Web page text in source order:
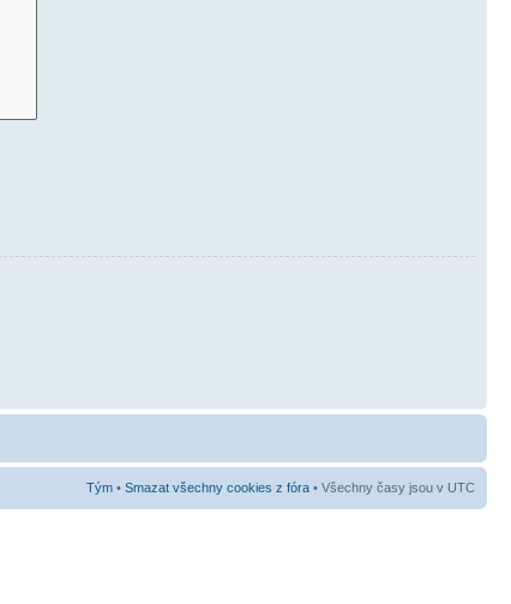
Tým • Smazat všechny cookies z fóra • Všechny časy jsou v UTC